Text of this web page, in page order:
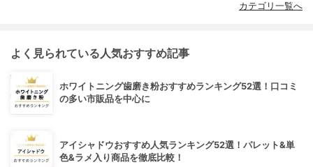
カテゴリ一覧へ
よく見られている人気おすすめ記事
ホワイトニング歯磨き粉おすすめランキング52選！口コミ
の多い市販品を中心に
アイシャドウおすすめ人気ランキング52選！パレット&単
色&ラメ入り商品を徹底比較！